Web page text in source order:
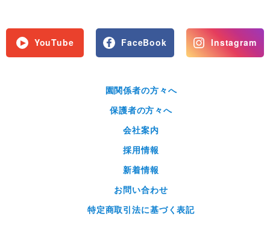
YouTube FaceBook Instagram
園関係者の方々へ
保護者の方々へ
会社案内
採用情報
新着情報
お問い合わせ
特定商取引法に基づく表記